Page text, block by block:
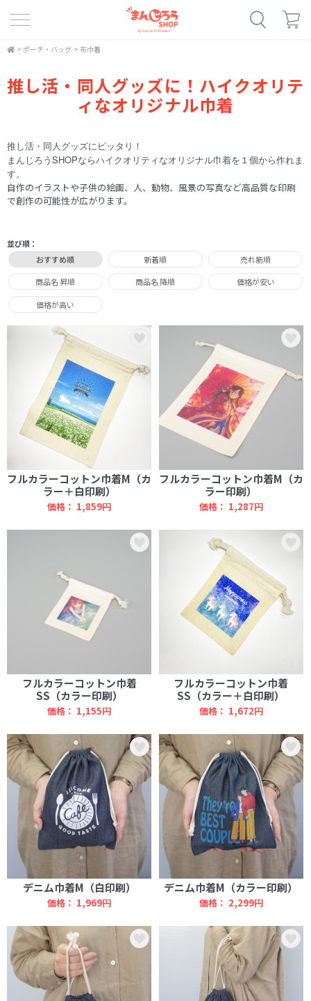
> ポーチ・バッグ > 布巾着
推し活・同人グッズに！ハイクオリテ
ィなオリジナル巾着
推し活・同人グッズにピッタリ！
まんじろうSHOPならハイクオリティなオリジナル巾着を１個から作れま
す。
自作のイラストや子供の絵画、人、動物、風景の写真など高品質な印刷
で創作の可能性が広がります。
並び順：
おすすめ順
新着順 売れ筋順
商品名 昇順 商品名 降順 価格が安い
価格が高い
フルカラーコットン巾着M（カ
ラー＋白印刷）
価格： 1,859円
フルカラーコットン巾着M（カ
ラー印刷）
価格： 1,287円
フルカラーコットン巾着
SS（カラー印刷）
価格： 1,155円
フルカラーコットン巾着
SS（カラー＋白印刷）
価格： 1,672円
デニム巾着M（白印刷）
価格： 1,969円
デニム巾着M（カラー印刷）
価格： 2,299円